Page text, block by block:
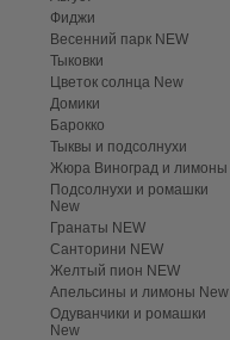
Фиджи
Весенний парк NEW
Тыковки
Цветок солнца New
Домики
Барокко
Тыквы и подсолнухи
Жюра Виноград и лимоны
Подсолнухи и ромашки
New
Гранаты NEW
Санторини NEW
Желтый пион NEW
Апельсины и лимоны New
Одуванчики и ромашки
New